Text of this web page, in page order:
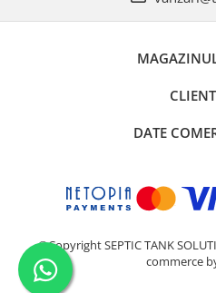
DATE
©Copyright SEPTIC TANK
commerce